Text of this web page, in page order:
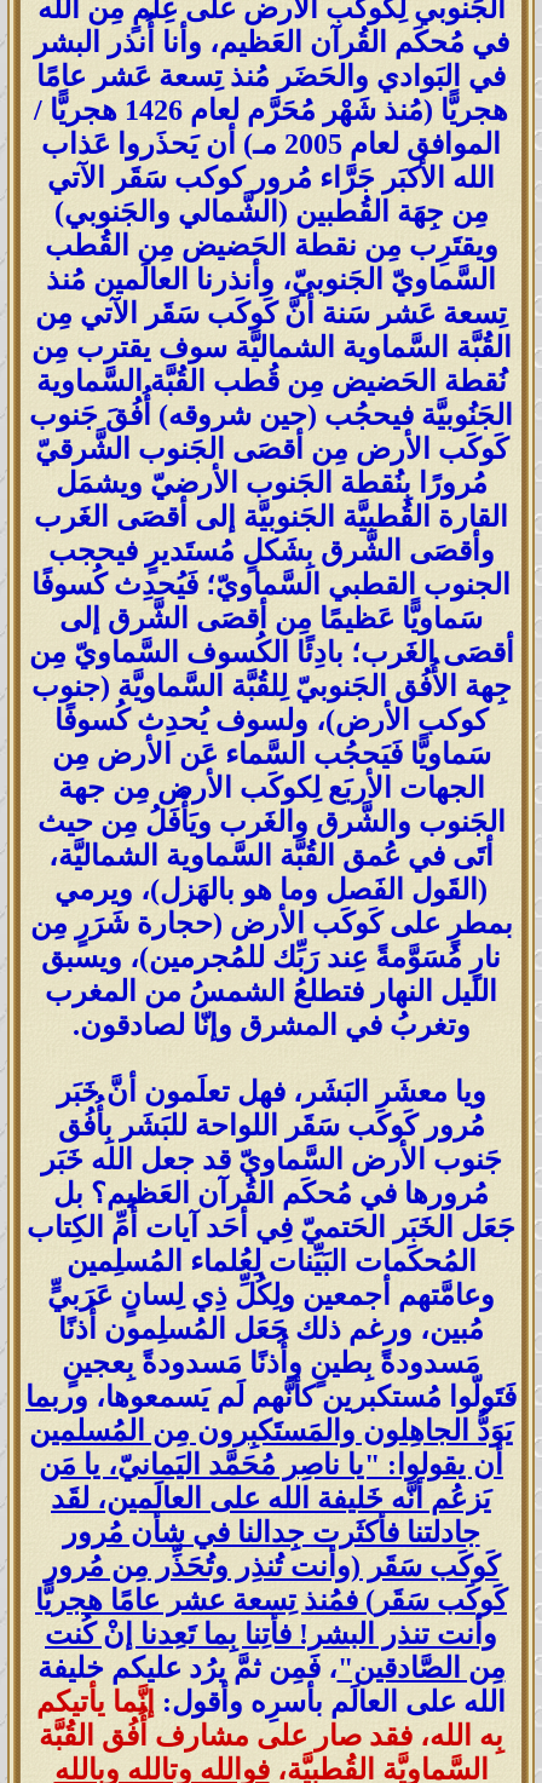
الجَنوبي لِكَوكَب الأرض على عِلمٍ مِن الله
في مُحكَم القُرآن العَظيم، وأنا أُنذر البشر
في البَوادي والحَضَر مُنذ تِسعة عَشر عامًا
هجريًّا (مُنذ شَهْر مُحَرَّم لعام 1426 هجريًّا /
الموافق لعام 2005 مـ) أن يَحذَروا عَذاب
الله الأكبَر جَرَّاء مُرور كوكب سَقَر الآتي
مِن جِهَة القُطبين (الشَّمالي والجَنوبي)
ويقتَرِب مِن نقطة الحَضيض مِن القُطب
السَّماويّ الجَنوبيّ، وأنذرنا العالَمين مُنذ
تِسعة عَشر سَنة أنَّ كَوكَب سَقَر الآتي مِن
القُبَّة السَّماوية الشماليَّة سوف يقترب مِن
نُقطة الحَضيض مِن قُطب القُبَّة السَّماوية
الجَنُوبيَّة فيحجُب (حين شروقه) أُفُقَ جَنوب
كَوكَب الأرض مِن أقصَى الجَنوب الشَّرقيّ
مُرورًا بِنُقطة الجَنوب الأرضيّ ويشمَل
القارة القُطبيَّة الجَنوبيَّة إلى أقصَى الغَرب
وأقصَى الشَّرق بِشَكلٍ مُستَديرٍ فيحجب
الجنوب القطبي السَّماويّ؛ فَيُحدِث كُسوفًا
سَماويًّا عَظيمًا مِن أقصَى الشَّرق إلى
أقصَى الغَرب؛ بادِئًا الكُسوف السَّماويّ مِن
جِهة الأُفُق الجَنوبيّ لِلقُبَّة السَّماويَّة (جنوب
كوكب الأرض)، ولسوف يُحدِث كُسوفًا
سَماويًّا فَيَحجُب السَّماء عَن الأرض مِن
الجهات الأربَع لِكوكَب الأرض مِن جهة
الجَنوب والشَّرق والغَرب ويَأْفَلُ مِن حيث
أتَى في عُمق القُبَّة السَّماوية الشماليَّة،
(القَول الفَصل وما هو بالهَزل)، ويرمي
بمطرٍ على كَوكَب الأرض (حجارة شَرَرٍ مِن
نارٍ مُسَوَّمةً عِند رَبِّك للمُجرمين)، ويسبق
الليل النهار فتطلعُ الشمسُ من المغرب
وتغربُ في المشرق وإنّا لصادقون.
ويا معشَر البَشَر، فهل تعلَمون أنَّ خَبَر
مُرور كَوكَب سَقَر اللواحة للبَشَر بِأُفُق
جَنوب الأرض السَّماويّ قد جعل الله خَبَر
مُرورها في مُحكَم القُرآن العَظيم؟ بل
جَعَل الخَبَر الحَتميّ فِي أحَد آيات أُمِّ الكِتاب
المُحكَمات البَيِّنات لِعُلماء المُسلِمين
وعامَّتهم أجمعين ولِكُلِّ ذِي لِسانٍ عَرَبيٍّ
مُبين، ورغم ذلك جَعَل المُسلِمون أُذنًا
مَسدودةً بِطينٍ وأُذنًا مَسدودةً بِعجينٍ
فَتَولّوا مُستكبرين كأنَّهم لَم يَسمعوها، وربما
يَوَدُّ الجاهِلون والمَستَكبِرون مِن المُسلمين
أن يقولوا: "يا ناصِر مُحَمَّد اليَمانيّ، يا مَن
يَزعُم أنَّه خَليفة الله على العالَمين، لقَد
جادلتنا فأكثَرت جِدالنا في شأن مُرور
كَوكَب سَقَر (وأنت تُنذِر وتُحَذِّر مِن مُرور
كَوكَب سَقَر) فمُنذ تِسعة عشر عامًا هجريًّا
وأنت تنذر البشر! فأتِنا بِما تَعِدنا إنْ كُنت
مِن الصَّادقين"، فَمِن ثمَّ يرُد عليكم خليفة
الله على العالَم بأسرِه وأقول: إنَّما يأتيكم
بِه الله، فقد صار على مشارف أُفُق القُبَّة
السَّماويَّة القُطبيَّة،فوالله وتالله وبالله